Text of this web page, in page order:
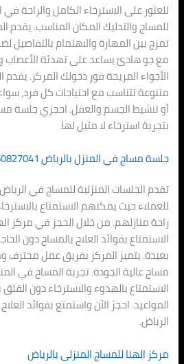
للعثور على الاسترخاء الكامل والراحة في
للمساج والتدليك المكان المناسب. يقدم
تمزج بين المهارة والاهتمام بالتفاصيل
مع جو هادئ يساعد على تهدئة الأعصاب
الأجواء المريحة فور دخولك المركز. يقدم
متنوعة تتناسب مع احتياجات كل فرد،
أو تنشيط الجسم والعقل. احجزي جلسة
بتجربة استرخاء لا مثيل لها.
جلسة مساج في المنزل بالرياض 0560827041
تقدم الجلسات المنزلية للمساج في
للعملاء حيث يمكنهم الاستمتاع
راحة منازلهم. من خلال الحجز في مركز
الاستمتاع بفوائد العلاج بالمساج دون
بعيدة. يتميز المركز بفريق عمل
مساج عالية الجودة. تجربة المساج في
الاستمتاع بالهدوء والاسترخاء دون القلق
المواعيد. احجز الآن واستمتع بفوائد
الرياض.
مركز الهنا للمساج المنزلى بالرياض